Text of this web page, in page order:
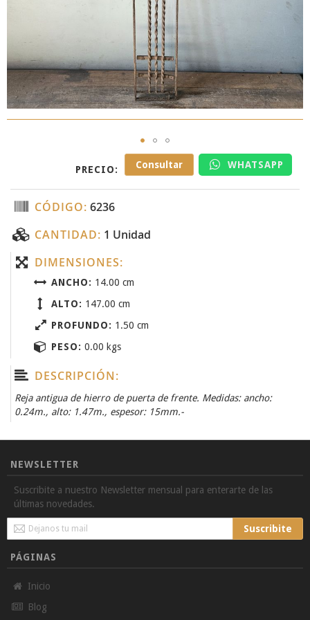
Consultar WHATSAPP
PRECIO:
CÓDIGO: 6236
CANTIDAD: 1 Unidad
DIMENSIONES:
ANCHO: 14.00 cm
ALTO: 147.00 cm
PROFUNDO: 1.50 cm
PESO: 0.00 kgs
DESCRIPCIÓN:
Reja antigua de hierro de puerta de frente. Medidas: ancho:
0.24m., alto: 1.47m., espesor: 15mm.-
beginning
of
the
images
gallery
NEWSLETTER
Suscribite a nuestro Newsletter mensual para enterarte de las
últimas novedades.
Sign
Up
for
Suscribite
PÁGINAS
Inicio
Blog